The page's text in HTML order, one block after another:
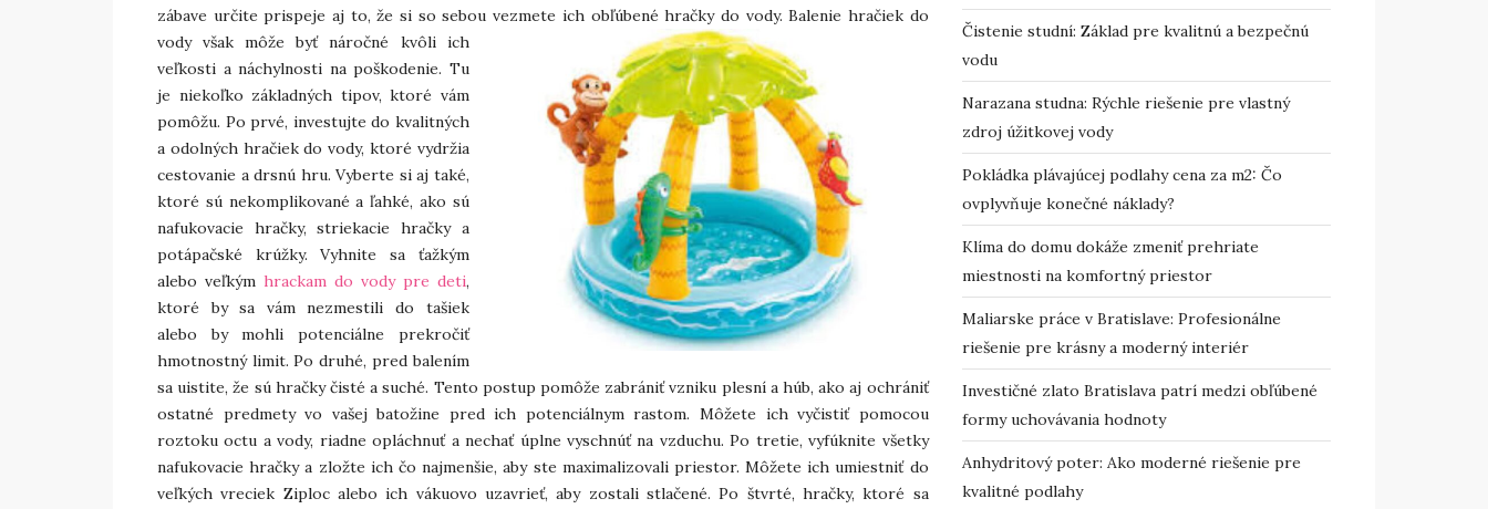
zábave určite prispeje aj to, že si so sebou vezmete ich obľúbené hračky do vody.Balenie hračiek do
vody však môže byť náročné kvôli ich
veľkosti a náchylnosti na poškodenie. Tu
je niekoľko základných tipov, ktoré vám
pomôžu. Po prvé, investujte do kvalitných
a odolných hračiek do vody, ktoré vydržia
cestovanie a drsnú hru. Vyberte si aj také,
ktoré sú nekomplikované a ľahké, ako sú
nafukovacie hračky, striekacie hračky a
potápačské krúžky. Vyhnite sa ťažkým
alebo veľkým hrackam do vody pre deti,
ktoré by sa vám nezmestili do tašiek
alebo by mohli potenciálne prekročiť
hmotnostný limit. Po druhé, pred balením
sa uistite, že sú hračky čisté a suché. Tento postup pomôže zabrániť vzniku plesní a húb, ako aj ochrániť
ostatné predmety vo vašej batožine pred ich potenciálnym rastom. Môžete ich vyčistiť pomocou
roztoku octu a vody, riadne opláchnuť a nechať úplne vyschnúť na vzduchu. Po tretie, vyfúknite všetky
nafukovacie hračky a zložte ich čo najmenšie, aby ste maximalizovali priestor. Môžete ich umiestniť do
veľkých vreciek Ziploc alebo ich vákuovo uzavrieť, aby zostali stlačené. Po štvrté, hračky, ktoré sa
Čistenie studní: Základ pre kvalitnú a bezpečnú
vodu
Narazana studna: Rýchle riešenie pre vlastný
zdroj úžitkovej vody
Pokládka plávajúcej podlahy cena za m2: Čo
ovplyvňuje konečné náklady?
Klíma do domu dokáže zmeniť prehriate
miestnosti na komfortný priestor
Maliarske práce v Bratislave: Profesionálne
riešenie pre krásny a moderný interiér
Investičné zlato Bratislava patrí medzi obľúbené
formy uchovávania hodnoty
Anhydritový poter: Ako moderné riešenie pre
kvalitné podlahy